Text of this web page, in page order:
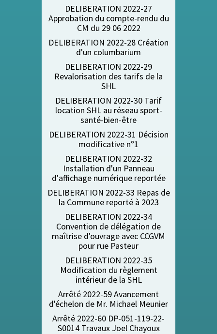
DELIBERATION 2022-27
Approbation du compte-rendu du
CM du 29 06 2022
DELIBERATION 2022-28 Création
d'un columbarium
DELIBERATION 2022-29
Revalorisation des tarifs de la
SHL
DELIBERATION 2022-30 Tarif
location SHL au réseau sport-
santé-bien-être
DELIBERATION 2022-31 Décision
modificative n°1
DELIBERATION 2022-32
Installation d'un Panneau
d'affichage numérique reportée
DELIBERATION 2022-33 Repas de
la Commune reporté à 2023
DELIBERATION 2022-34
Convention de délégation de
maîtrise d'ouvrage avec CCGVM
pour rue Pasteur
DELIBERATION 2022-35
Modification du règlement
intérieur de la SHL
Arrêté 2022-59 Avancement
d'échelon de Mr. Michael Meunier
Arrêté 2022-60 DP-051-119-22-
S0014 Travaux Joel Chayoux